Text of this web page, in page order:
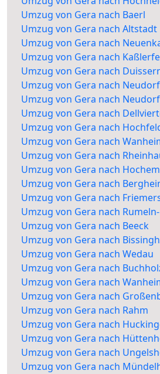
Umzug von Gera nach Baerl
Umzug von Gera nach Altstadt
Umzug von Gera nach
Umzug von Gera nach
Umzug von Gera nach
Umzug von Gera nach
Umzug von Gera nach
Umzug von Gera nach
Umzug von Gera nach
Umzug von Gera nach
Umzug von Gera nach
Umzug von Gera nach
Umzug von Gera nach
Umzug von Gera nach
Umzug von Gera nach
Umzug von Gera nach Beeck
Umzug von Gera nach
Umzug von Gera nach Wedau
Umzug von Gera nach
Umzug von Gera nach
Umzug von Gera nach
Umzug von Gera nach Rahm
Umzug von Gera nach
Umzug von Gera nach
Umzug von Gera nach
Umzug von Gera nach